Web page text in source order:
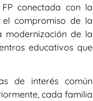
conectada con la
compromiso de la
modernización de la
educativos que
de interés común
cada familia